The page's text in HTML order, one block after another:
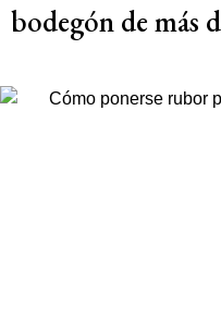
bodegón de más